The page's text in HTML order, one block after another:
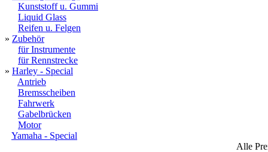
Kunststoff u. Gummi
Liquid Glass
Reifen u. Felgen
» Zubehör
für Instrumente
für Rennstrecke
» Harley - Special
Antrieb
Bremsscheiben
Fahrwerk
Gabelbrücken
Motor
Yamaha - Special
Alle